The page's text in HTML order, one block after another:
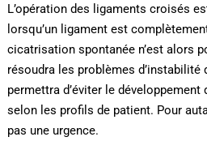
L’opération des ligaments croisés
lorsqu’un ligament est
cicatrisation spontanée n’est alors
résoudra les problèmes d’instabilité
permettra d’éviter le développement
selon les profils de patient. Pour
pas une urgence.